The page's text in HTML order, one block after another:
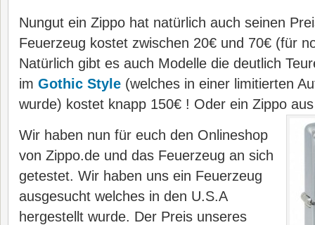
Nungut ein Zippo hat natürlich auch seinen
Feuerzeug kostet zwischen 20€ und 70€ (für
Natürlich gibt es auch Modelle die deutlich
im Gothic Style (welches in einer limitierten
wurde) kostet knapp 150€ ! Oder ein Zippo
Wir haben nun für euch den Onlineshop
von Zippo.de und das Feuerzeug an sich
getestet. Wir haben uns ein Feuerzeug
ausgesucht welches in den U.S.A
hergestellt wurde. Der Preis unseres